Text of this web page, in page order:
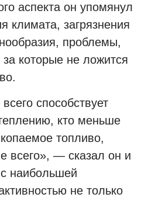
аспекта он упомянул
климата, загрязнения
проблемы,
за которые не ложится
способствует
кто меньше
топливо,
всего», — сказал он и
наибольшей
не только